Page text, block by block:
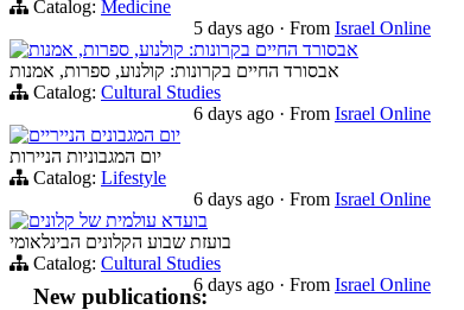
Catalog: Medicine
5 days ago · From Israel Online
אבסורד החיים בקרונות: קולנוע, ספרות, אמנות
אבסורד החיים בקרונות: קולנוע, ספרות, אמנות
Catalog: Cultural Studies
6 days ago · From Israel Online
יום המגבונים הנייריים
יום המגבוניות הניירות
Catalog: Lifestyle
6 days ago · From Israel Online
בועדא עולמית של קלונים
בועזת שבוע הקלונים הבינלאומי
Catalog: Cultural Studies
6 days ago · From Israel Online
New publications: